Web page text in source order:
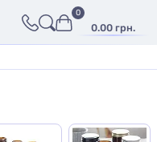
0.00 грн.
0